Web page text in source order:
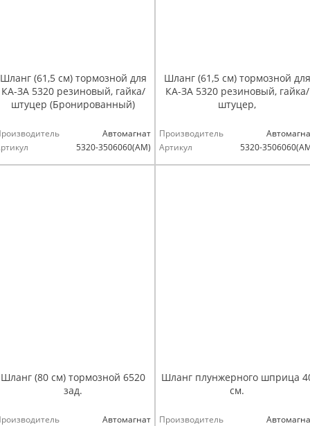
Шланг (61,5 см) тормозной для
КА-ЗА 5320 резиновый, гайка/
штуцер (Бронированный)
Автомагнат
5320-3506060(АМ)
Шланг (61,5 см) тормозной для
КА-ЗА 5320 резиновый, гайка/
штуцер,
Производитель
Артикул
5320-
Шланг (80 см) тормозной 6520
зад.
Автомагнат
Шланг плунжерного шприца
см.
Производитель